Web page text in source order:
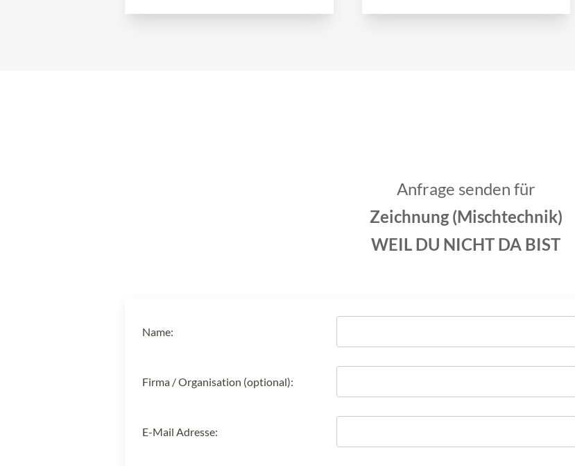
Anfrage senden für
Zeichnung (Mischtechnik)
WEIL DU NICHT DA BIST
Name:
Firma / Organisation (optional):
E-Mail Adresse: